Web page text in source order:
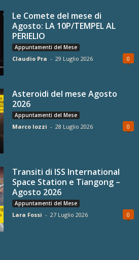
Le Comete del mese di
Agosto: LA 10P/TEMPEL AL
PERIELIO
Appuntamenti del Mese
Claudio Pra - 29 Luglio 2026 0
Asteroidi del mese Agosto
2026
Appuntamenti del Mese
Marco Iozzi - 28 Luglio 2026 0
Transiti di ISS International
Space Station e Tiangong –
Agosto 2026
Appuntamenti del Mese
Lara Fossi - 27 Luglio 2026 0